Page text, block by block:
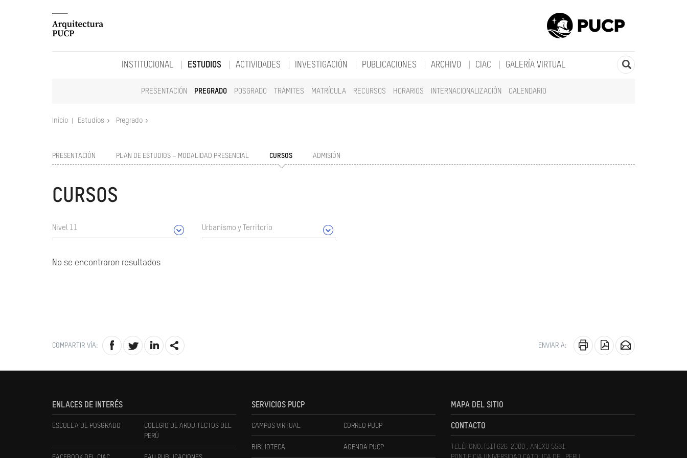
INSTITUCIONAL ESTUDIOS
PRESENTACIÓN PREGRADO POSGRADO TRÁMITES MATRÍCULA RECURSOS HORARIOS INTERNACIONALIZACIÓN CALENDARIO
ACTIVIDADES INVESTIGACIÓN PUBLICACIONES ARCHIVO CIAC GALERÍA VIRTUAL
Inicio Estudios Pregrado
PRESENTACIÓN PLAN DE ESTUDIOS – MODALIDAD PRESENCIAL CURSOS ADMISIÓN
CURSOS
Nivel 11 Urbanismo y Territorio
No se encontraron resultados
COMPARTIR VÍA: ENVIAR A:
ENLACES DE INTERÉS
ESCUELA DE POSGRADO
COLEGIO DE ARQUITECTOS DEL
PERÚ
SERVICIOS PUCP
CAMPUS VIRTUAL CORREO PUCP
BIBLIOTECA AGENDA PUCP
MAPA DEL SITIO
CONTACTO
TELÉFONO: (51) 626-2000 , ANEXO 5581